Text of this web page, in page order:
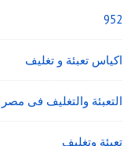
952
اكياس تعبئة و تغليف
التعبئة والتغليف فى مصر
تعبئة وتغليف